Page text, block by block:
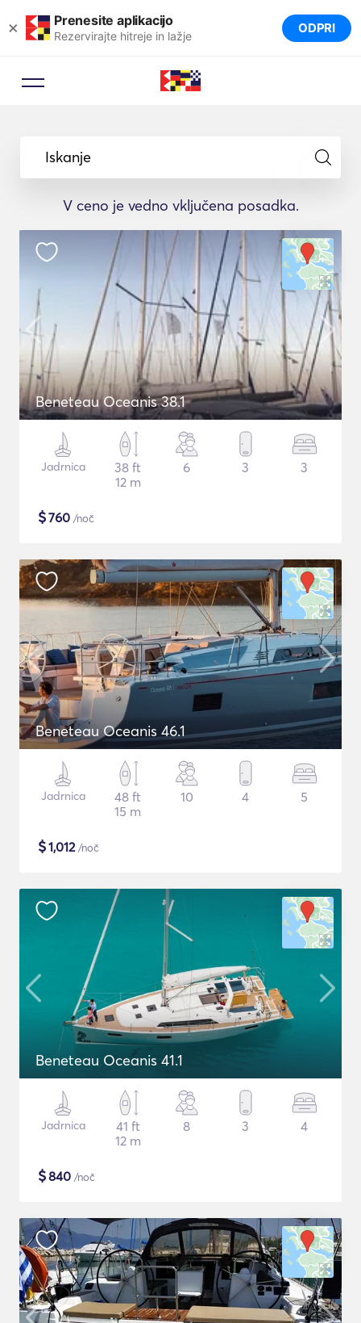
× Prenesite aplikacijo
Rezervirajte hitreje in lažje ODPRI
Iskanje
V ceno je vedno vključena posadka.
Beneteau Oceanis 38.1
Jadrnica
38 ft
12 m
6 3 3
$760 /noč
Beneteau Oceanis 46.1
Jadrnica
48 ft
15 m
10 4 5
$1,012/noč
Beneteau Oceanis 41.1
Jadrnica
41 ft
12 m
8 3 4
$840 /noč